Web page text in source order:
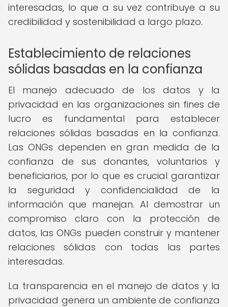
interesadas, lo que a su vez contribuye a su
credibilidad y sostenibilidad a largo plazo.
Establecimiento de relaciones
sólidas basadas en la confianza
El manejo adecuado de los datos y la
privacidad en las organizaciones sin fines de
lucro es fundamental para establecer
relaciones sólidas basadas en la confianza.
Las ONGs dependen en gran medida de la
confianza de sus donantes, voluntarios y
beneficiarios, por lo que es crucial garantizar
la seguridad y confidencialidad de la
información que manejan. Al demostrar un
compromiso claro con la protección de
datos, las ONGs pueden construir y mantener
relaciones sólidas con todas las partes
interesadas.
La transparencia en el manejo de datos y la
privacidad genera un ambiente de confianza